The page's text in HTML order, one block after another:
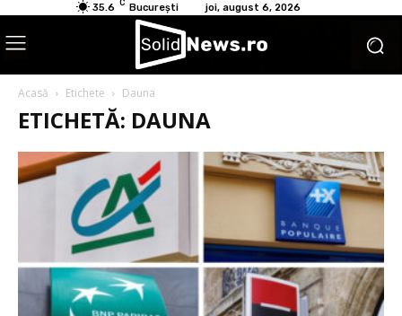
35.6 C București joi, august 6, 2026
Acasă Etichete Dauna
ETICHETĂ: DAUNA